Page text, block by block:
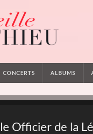
CONCERTS ALBUMS
Officier de la